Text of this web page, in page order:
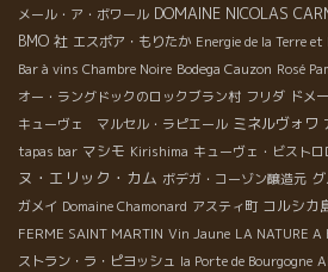
メール・ア・ボワール DOMAINE NICOLAS
BMO 社 エスポア・もりたか Energie de la Terre et
Bar à vins Chambre Noire Bodega Cauzon Rosé
オー・ラングドックのロックブラン村 フリダ ドメ
キューヴェ マルセル・ラピエール ミネルヴォワ
tapas bar マシモ Kirishima キューヴェ・ビストロ
ヌ・エリック・カム ボデガ・コーゾン醸造元
ガメイ Domaine Chamonard アスティ町 コルシカ
FERME SAINT MARTIN Vin Jaune LA NATURE A
ストラン・ラ・ピヨッシュ la Porte de Bourgogne